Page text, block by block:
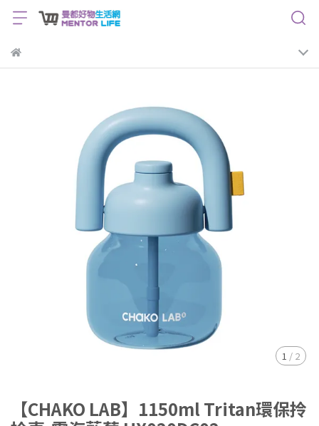
1 / 2
【CHAKO LAB】1150ml Tritan環保拎